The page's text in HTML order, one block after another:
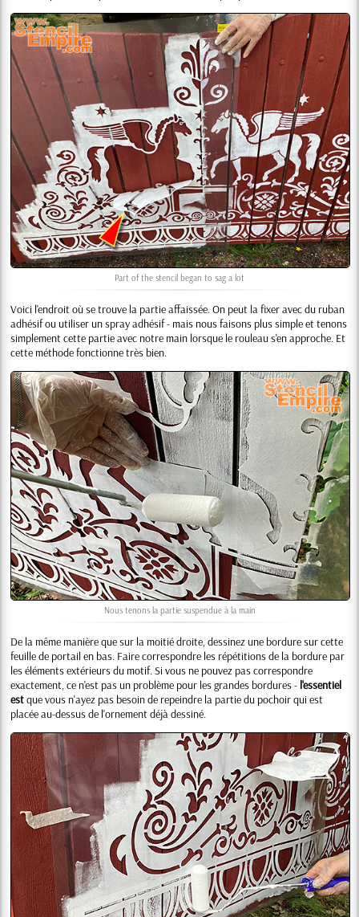
Part of the stencil began to sag a lot
Voici l'endroit où se trouve la partie affaissée. On peut la fixer avec du ruban
adhésif ou utiliser un spray adhésif - mais nous faisons plus simple et tenons
simplement cette partie avec notre main lorsque le rouleau s'en approche. Et
cette méthode fonctionne très bien.
Nous tenons la partie suspendue à la main
De la même manière que sur la moitié droite, dessinez une bordure sur cette
feuille de portail en bas. Faire correspondre les répétitions de la bordure par
les éléments extérieurs du motif. Si vous ne pouvez pas correspondre
exactement, ce n'est pas un problème pour les grandes bordures - l'essentiel
estque vous n'ayez pas besoin de repeindre la partie du pochoir qui est
placée au-dessus de l'ornement déjà dessiné.